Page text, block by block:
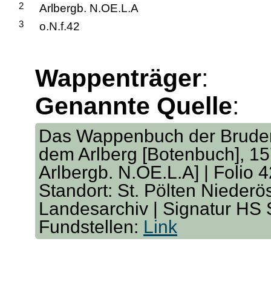
2 Arlbergb. N.OE.L.A
3 o.N.f.42
Wappenträger:
Genannte Quelle:
Das Wappenbuch der
dem Arlberg [Botenbuch],
Arlbergb. N.OE.L.A] | Folio
Standort: St. Pölten
Landesarchiv | Signatur HS
Fundstellen: Link